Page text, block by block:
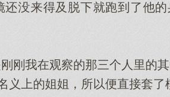
来得及脱下就跑到了他的
我在观察的那三个人里的其
上的姐姐，所以便直接套了